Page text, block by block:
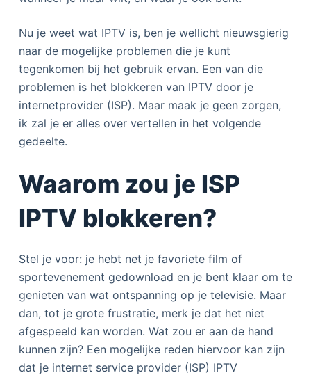
Nu je weet wat IPTV is, ben je wellicht nieuwsgierig
naar de mogelijke problemen die je kunt
tegenkomen bij het gebruik ervan. Een van die
problemen is het blokkeren van IPTV door je
internetprovider (ISP). Maar maak je geen zorgen,
ik zal je er alles over vertellen in het volgende
gedeelte.
Waarom zou je ISP
IPTV blokkeren?
Stel je voor: je hebt net je favoriete film of
sportevenement gedownload en je bent klaar om te
genieten van wat ontspanning op je televisie. Maar
dan, tot je grote frustratie, merk je dat het niet
afgespeeld kan worden. Wat zou er aan de hand
kunnen zijn? Een mogelijke reden hiervoor kan zijn
dat je internet service provider (ISP) IPTV